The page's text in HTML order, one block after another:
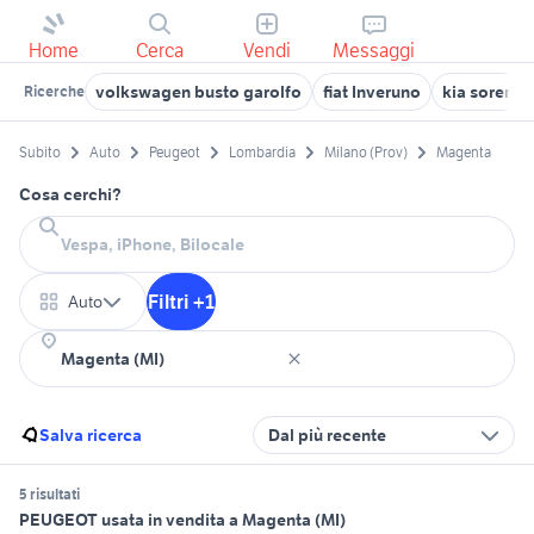
Home Cerca Vendi Messaggi
Ricerche volkswagen busto garolfo fiat Inveruno kia
Subito Auto Peugeot Lombardia Milano (Prov) Magenta
Cosa cerchi?
Auto Filtri +1
Salva ricerca Dal più recente
5 risultati
PEUGEOT usata in vendita a Magenta (MI)